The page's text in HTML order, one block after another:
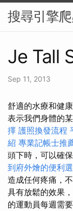
搜尋引擎
Je Tall
Sep 11, 2013
舒適的水療和健
表示我們身體的
擇 護照換發流程
紹 專業記帳士推
頭下時，可以確
到府外燴的便利
造成任何疼痛，
具有放鬆的效果
的運動員每週需